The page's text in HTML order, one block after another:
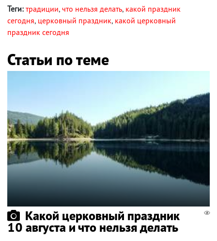
Теги: традиции, что нельзя делать, какой праздник
сегодня, церковный праздник, какой церковный
праздник сегодня
Статьи по теме
Какой церковный праздник
10 августа и что нельзя делать